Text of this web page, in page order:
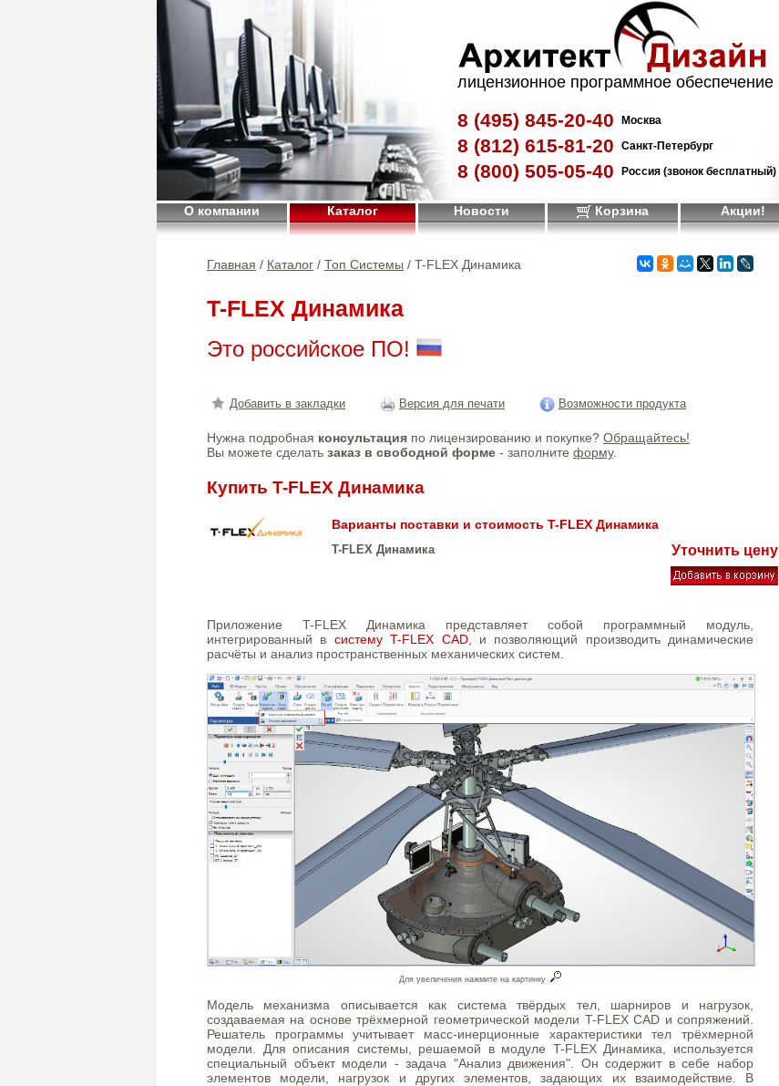
лицензионное программное обеспечение
8 (495) 845-20-40 Москва
8 (812) 615-81-20 Санкт-Петербург
8 (800) 505-05-40 Россия (звонок бесплатный)
О компании Каталог Новости Корзина Акции!
Главная / Каталог / Топ Системы / T-FLEX Динамика
T-FLEX Динамика
Это российское ПО!
Добавить в закладки Версия для печати Возможности продукта
Нужна подробная консультация по лицензированию и покупке? Обращайтесь!
Вы можете сделать заказ в свободной форме - заполните форму.
Купить T-FLEX Динамика
Варианты поставки и стоимость T-FLEX Динамика
T-FLEX Динамика Уточнить цену
Приложение T-FLEX Динамика представляет собой программный модуль,
интегрированный в систему T-FLEX CAD, и позволяющий производить динамические
расчёты и анализ пространственных механических систем.
Для увеличения нажмите на картинку
Модель механизма описывается как система твёрдых тел, шарниров и нагрузок,
создаваемая на основе трёхмерной геометрической модели T-FLEX CAD и сопряжений.
Решатель программы учитывает масс-инерционные характеристики тел трёхмерной
модели. Для описания системы, решаемой в модуле T-FLEX Динамика, используется
специальный объект модели - задача "Анализ движения". Он содержит в себе набор
элементов модели, нагрузок и других элементов, задающих их взаимодействие. В